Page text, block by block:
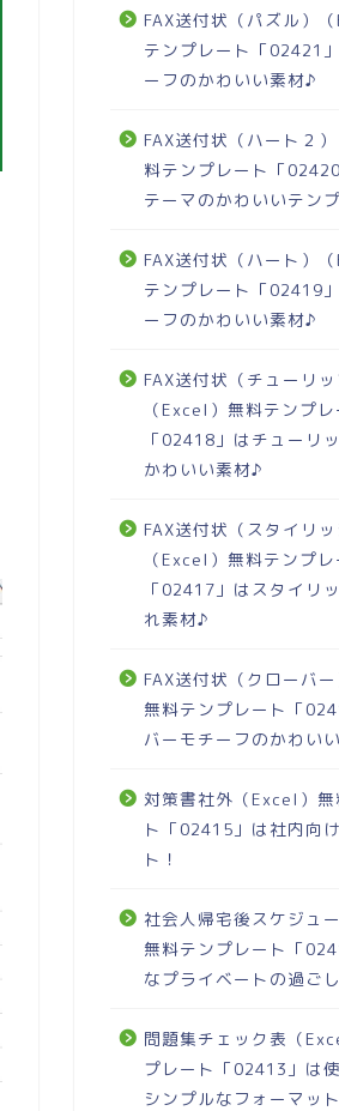
FAX送付状（パズル）
テンプレート「02421
ーフのかわいい素材♪
FAX送付状（ハート２
料テンプレート「
テーマのかわいいテン
FAX送付状（ハート）
テンプレート「02419
ーフのかわいい素材♪
FAX送付状（チューリッ
（Excel）無料テンプレ
「02418」はチューリ
かわいい素材♪
FAX送付状（スタイリッ
（Excel）無料テンプレ
「02417」はスタイリ
れ素材♪
FAX送付状（クローバ
無料テンプレート「
バーモチーフのかわい
対策書社外（Excel）無
ト「02415」は社内向
ト！
社会人帰宅後スケジュ
無料テンプレート「
なプライベートの過ご
問題集チェック表（
プレート「02413」は
シンプルなフォーマット